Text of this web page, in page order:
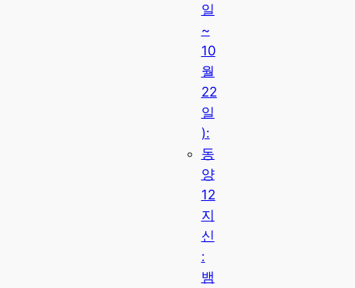
일
~
10
월
22
일
):
동
양
12
지
신
:
뱀